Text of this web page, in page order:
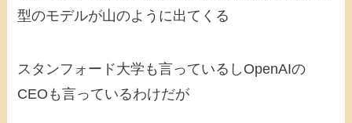
型のモデルが山のように出てくる
スタンフォード大学も言っているしOpenAIの
CEOも言っているわけだが